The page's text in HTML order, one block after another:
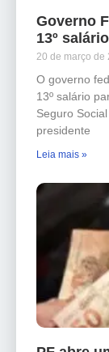
Governo
13º
20 de março de
O governo
13º salário
Seguro
presidente
Leia mais »